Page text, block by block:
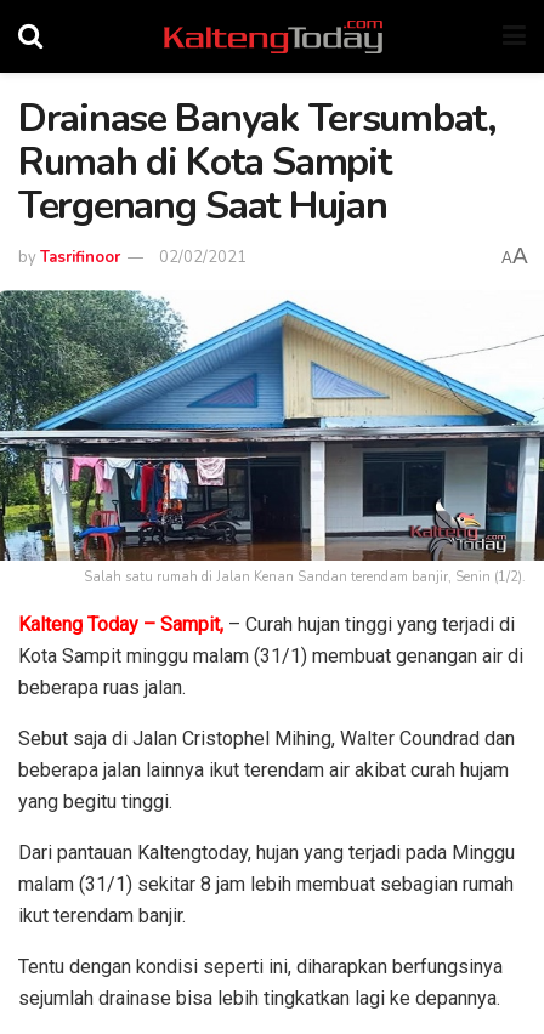
Drainase Banyak Tersumbat,
Rumah di Kota Sampit
Tergenang Saat Hujan
byTasrifinoor 02/02/2021 AA
Salah satu rumah di Jalan Kenan Sandan terendam banjir, Senin (1/2).
Kalteng Today – Sampit, – Curah hujan tinggi yang terjadi di
Kota Sampit minggu malam (31/1) membuat genangan air di
beberapa ruas jalan.
Sebut saja di Jalan Cristophel Mihing, Walter Coundrad dan
beberapa jalan lainnya ikut terendam air akibat curah hujam
yang begitu tinggi.
Dari pantauan Kaltengtoday, hujan yang terjadi pada Minggu
malam (31/1) sekitar 8 jam lebih membuat sebagian rumah
ikut terendam banjir.
Tentu dengan kondisi seperti ini, diharapkan berfungsinya
sejumlah drainase bisa lebih tingkatkan lagi ke depannya.